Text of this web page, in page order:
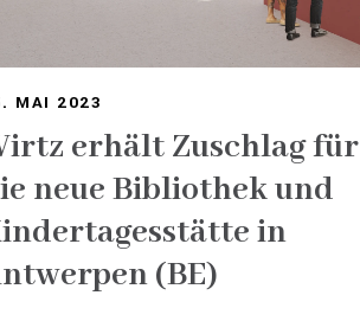
MAI 2023
erhält Zuschlag für
neue Bibliothek und
in
(BE)